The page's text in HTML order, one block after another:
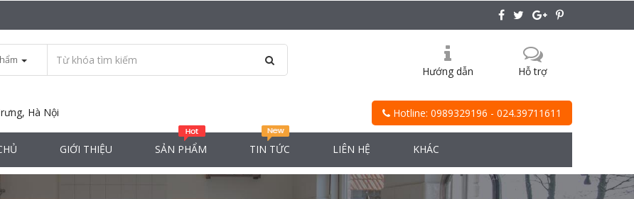
Hướng dẫn Hỗ trợ
Hà Nội Hotline: 0989329196 - 024.39711611
GIỚI THIỆU SẢN PHẨM TIN TỨC LIÊN HỆ KHÁC